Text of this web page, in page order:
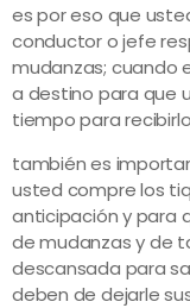
es por eso que
conductor o jefe
mudanzas; cuando
a destino para que
tiempo para
también es
usted compre los
anticipación y para
de mudanzas y de
descansada para
deben de dejarle